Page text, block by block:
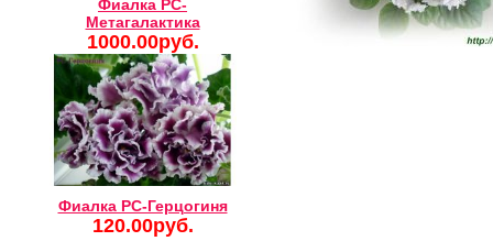
Фиалка РС-
Метагалактика
1000.00руб.
Фиалка РС-Герцогиня
120.00руб.